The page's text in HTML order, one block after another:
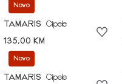
Novo
TAMARIS
Cipele
135,00 KM
Novo
TAMARIS
Cipele